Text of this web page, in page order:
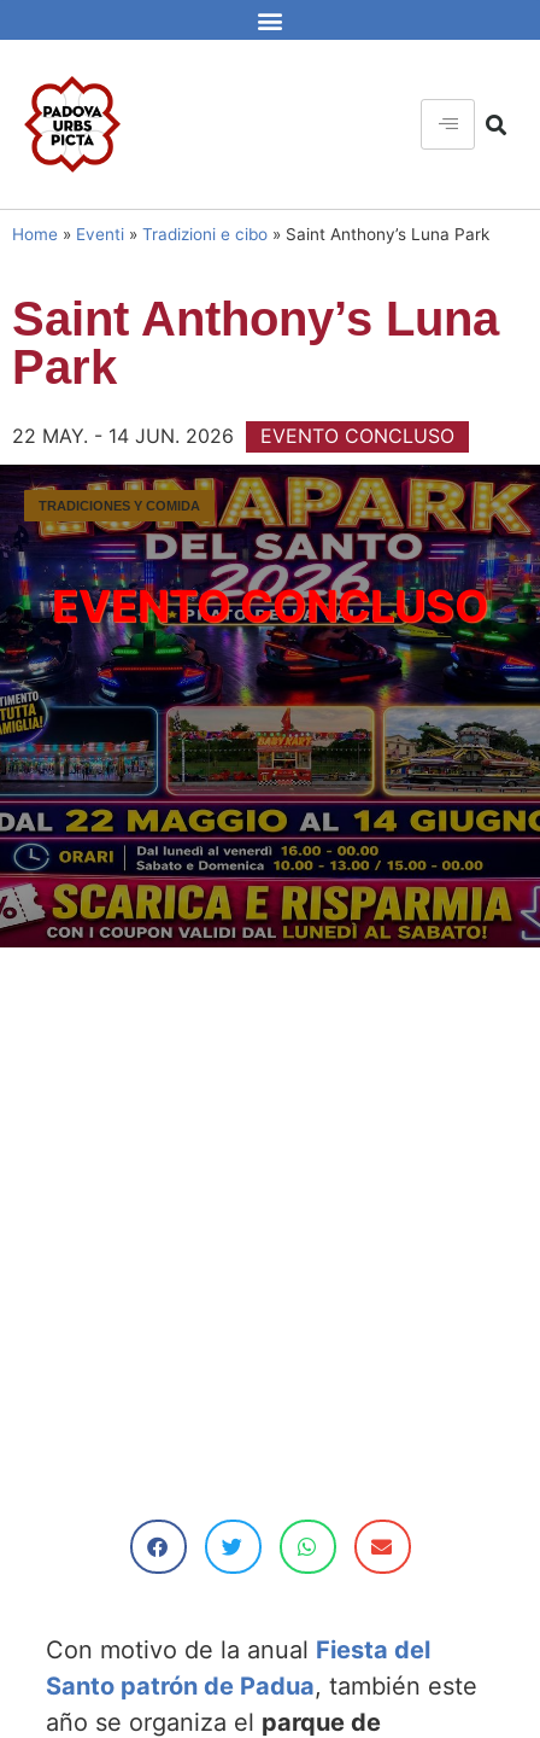
Home » Eventi » Tradizioni e cibo » Saint Anthony’s Luna Park
Saint Anthony’s Luna
Park
22 MAY. - 14 JUN. 2026 EVENTO CONCLUSO
TRADICIONES Y COMIDA
Con motivo de la anual Fiesta del
Santo patrón de Padua, también este
año se organiza el parque de